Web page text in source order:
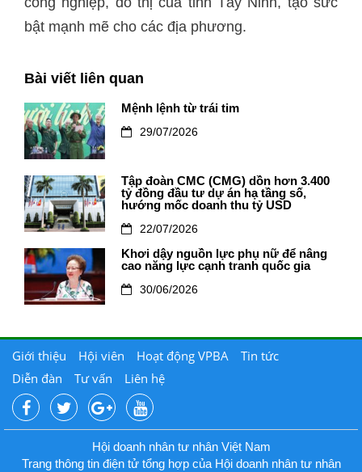
bật mạnh mẽ cho các địa phương.
Bài viết liên quan
Mệnh lệnh từ trái tim
29/07/2026
Tập đoàn CMC (CMG) dồn hơn 3.400
tỷ đồng đầu tư dự án hạ tầng số,
hướng mốc doanh thu tỷ USD
22/07/2026
Khơi dậy nguồn lực phụ nữ để nâng
cao năng lực cạnh tranh quốc gia
30/06/2026
Giới thiệu Hội viên Hoạt động VPBA
Tin tức
Diễn đàn
Tư vấn Liên hệ
Hội doanh nhân tư nhân Việt Nam
Trang thông tin điện tử tổng hợp của Hội doanh nhân tư nhân